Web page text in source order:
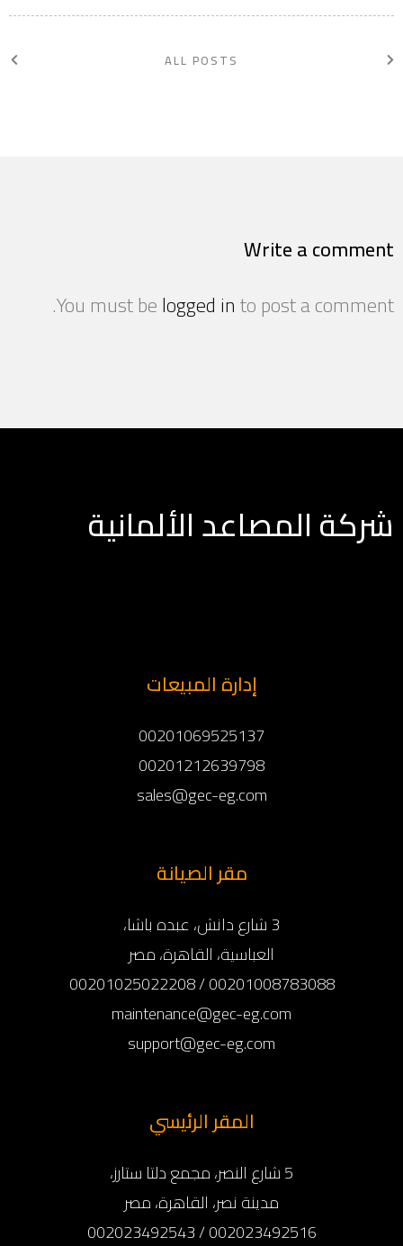
ALL POSTS
Write a comment
You must belogged into post a comment.
شركة المصاعد الألمانية
المقر الرئيسي
5 شارع النصر، مجمع دلتا ستارز،
مدينة نصر، القاهرة، مصر
002023492516 / 002023492543
مقر الصيانة
3 شارع دانش، عبده باشا،
العباسية، القاهرة، مصر
00201008783088 / 00201025022208
maintenance@gec-eg.com
support@gec-eg.com
إدارة المبيعات
00201069525137
00201212639798
sales@gec-eg.com